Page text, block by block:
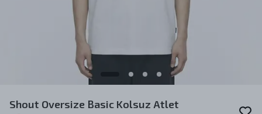
Shout Oversize Basic Kolsuz Atlet